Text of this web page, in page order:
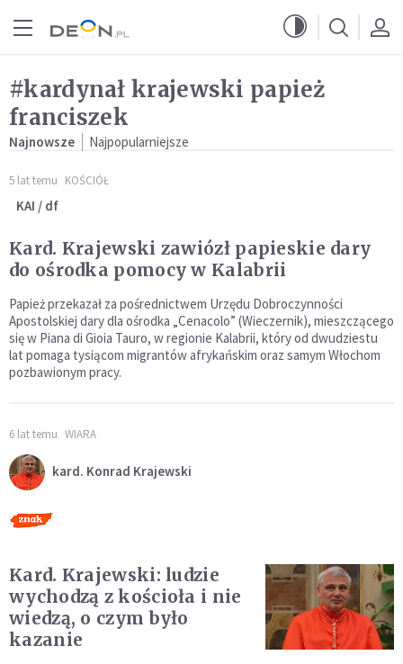
#kardynał krajewski papież
franciszek
Najnowsze Najpopularniejsze
5 lat temu KOŚCIÓŁ
KAI / df
Kard. Krajewski zawiózł papieskie dary
do ośrodka pomocy w Kalabrii
Papież przekazał za pośrednictwem Urzędu Dobroczynności
Apostolskiej dary dla ośrodka „Cenacolo” (Wieczernik), mieszczącego
się w Piana di Gioia Tauro, w regionie Kalabrii, który od dwudziestu
lat pomaga tysiącom migrantów afrykańskim oraz samym Włochom
pozbawionym pracy.
6 lat temu WIARA
kard. Konrad Krajewski
Kard. Krajewski: ludzie
wychodzą z kościoła i nie
wiedzą, o czym było
kazanie